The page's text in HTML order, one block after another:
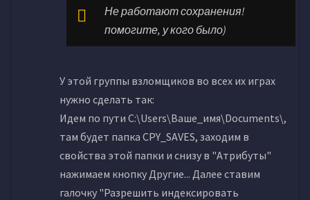
Не работают сохранения!
помогите, у кого было)
У этой группы взломщиков во всех их играх
нужно сделать так:
Идем по пути C:\Users\Ваше_имя\Documents\,
там будет папка CPY_SAVES, заходим в
свойства этой папки и снизу в "Атрибуты"
нажимаем кнопку Другие... Далее ставим
галочку "Разрешить индексировать